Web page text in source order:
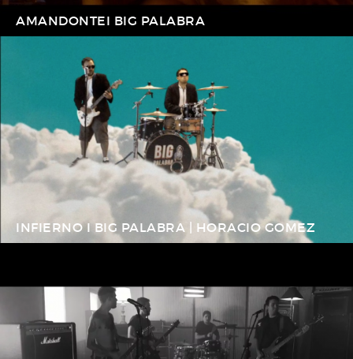
AMANDONTEI BIG PALABRA
INFIERNO I BIG PALABRA | HORACIO GOMEZ